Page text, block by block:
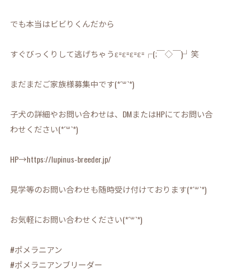
でも本当はビビりくんだから
すぐびっくりして逃げちゃうε=ε=ε=ε=┌(;￣◇￣)┘笑
まだまだご家族様募集中です(*´꒳`*)
子犬の詳細やお問い合わせは、DMまたはHPにてお問い合
わせください(*´꒳`*)
HP→https://lupinus-breeder.jp/
見学等のお問い合わせも随時受け付けております(*´꒳`*)
お気軽にお問い合わせください(*´꒳`*)
#ポメラニアン
#ポメラニアンブリーダー